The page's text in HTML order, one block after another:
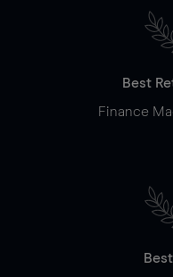
Best
Finance